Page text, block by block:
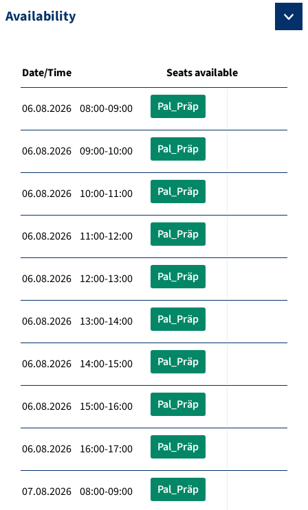
Availability
Date/Time Seats available
06.08.2026 08:00-09:00 Pal_Präp
06.08.2026 09:00-10:00 Pal_Präp
06.08.2026 10:00-11:00 Pal_Präp
06.08.2026 11:00-12:00 Pal_Präp
06.08.2026 12:00-13:00 Pal_Präp
06.08.2026 13:00-14:00 Pal_Präp
06.08.2026 14:00-15:00 Pal_Präp
06.08.2026 15:00-16:00 Pal_Präp
06.08.2026 16:00-17:00 Pal_Präp
07.08.2026 08:00-09:00 Pal_Präp